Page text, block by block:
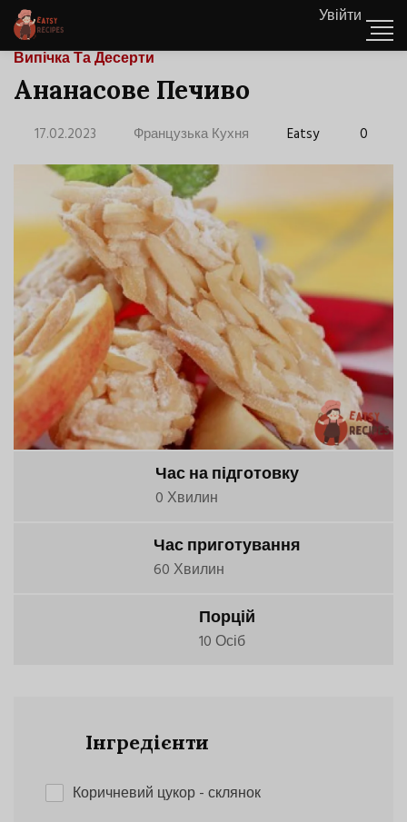
Увійти
Випічка Та Десерти
Ананасове Печиво
17.02.2023 Французька Кухня Eatsy 0
Час на підготовку
0 Хвилин
Час приготування
60 Хвилин
Порцій
10 Осіб
Інгредієнти
Коричневий цукор- склянок